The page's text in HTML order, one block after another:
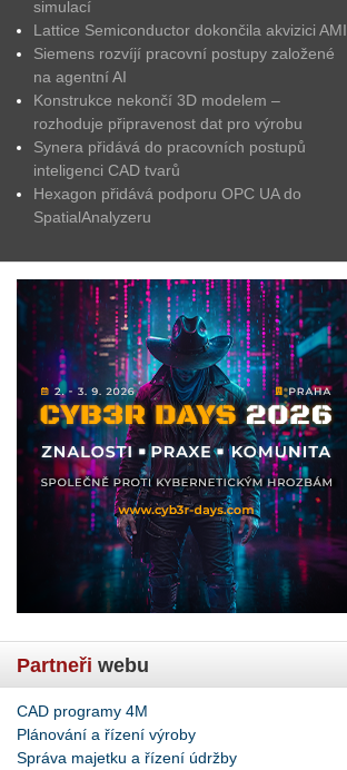
simulací
Lattice Semiconductor dokončila akvizici AMI
Siemens rozvíjí pracovní postupy založené
na agentní AI
Konstrukce nekončí 3D modelem –
rozhoduje připravenost dat pro výrobu
Synera přidává do pracovních postupů
inteligenci CAD tvarů
Hexagon přidává podporu OPC UA do
SpatialAnalyzeru
Partneři webu
CAD programy 4M
Plánování a řízení výroby
Správa majetku a řízení údržby